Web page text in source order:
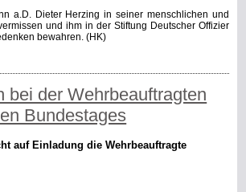
a.D. Dieter Herzing in seiner menschlichen und
und ihm in der Stiftung Deutscher Offizier
bewahren. (HK)
bei der Wehrbeauftragten
Bundestages
auf Einladung die Wehrbeauftragte